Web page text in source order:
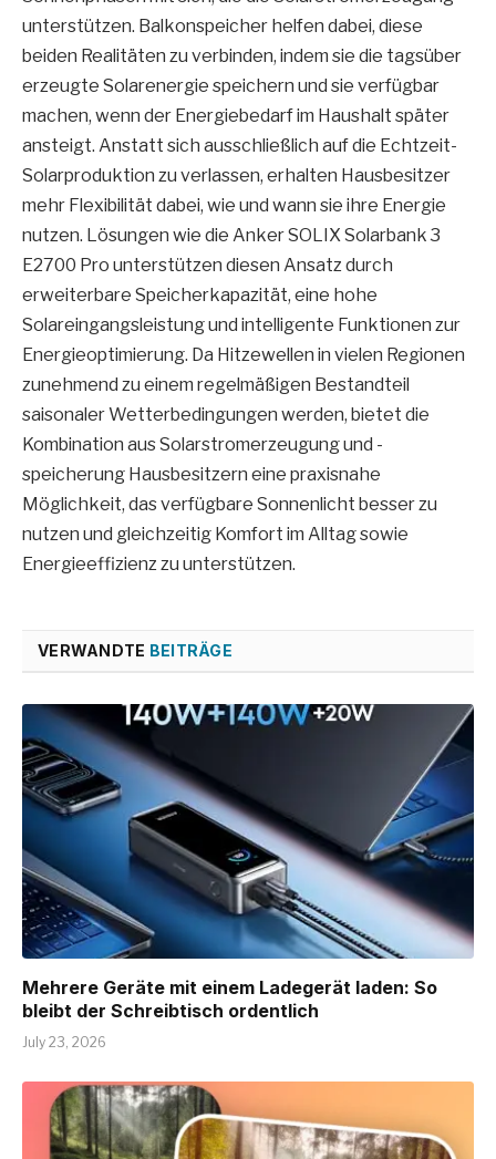
unterstützen. Balkon­speicher helfen dabei, diese
beiden Realitäten zu verbinden, indem sie die tagsüber
erzeugte Solarenergie speichern und sie verfügbar
machen, wenn der Energiebedarf im Haushalt später
ansteigt. Anstatt sich ausschließlich auf die Echtzeit-
Solarproduktion zu verlassen, erhalten Hausbesitzer
mehr Flexibilität dabei, wie und wann sie ihre Energie
nutzen. Lösungen wie die Anker SOLIX Solarbank 3
E2700 Pro unterstützen diesen Ansatz durch
erweiterbare Speicherkapazität, eine hohe
Solareingangsleistung und intelligente Funktionen zur
Energieoptimierung. Da Hitzewellen in vielen Regionen
zunehmend zu einem regelmäßigen Bestandteil
saisonaler Wetterbedingungen werden, bietet die
Kombination aus Solarstromerzeugung und -
speicherung Hausbesitzern eine praxisnahe
Möglichkeit, das verfügbare Sonnenlicht besser zu
nutzen und gleichzeitig Komfort im Alltag sowie
Energieeffizienz zu unterstützen.
VERWANDTE BEITRÄGE
Mehrere Geräte mit einem Ladegerät laden: So
bleibt der Schreibtisch ordentlich
July 23, 2026